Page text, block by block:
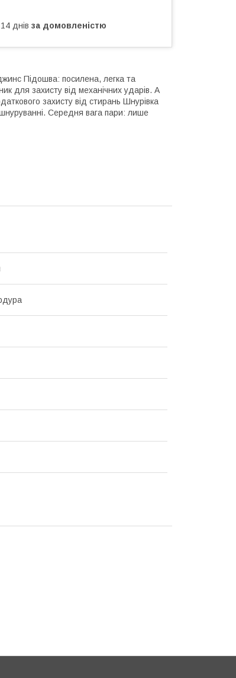
днів за домовленістю
Підошва: посилена, легка та
для захисту від механічних ударів. А
захисту від стирань Шнурівка
шнуруванні. Середня вага пари: лише